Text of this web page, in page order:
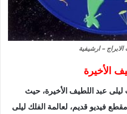
– ارشيفية
الأخيرة
عبد اللطيف الأخيرة، حيث
فيديو قديم، لعالمة الفلك ليلى